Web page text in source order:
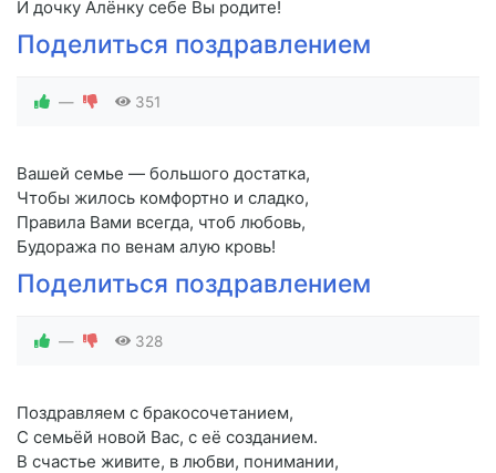
И дочку Алёнку себе Вы родите!
Поделиться поздравлением
— 351
Вашей семье — большого достатка,
Чтобы жилось комфортно и сладко,
Правила Вами всегда, чтоб любовь,
Будоража по венам алую кровь!
Поделиться поздравлением
— 328
Поздравляем с бракосочетанием,
С семьёй новой Вас, с её созданием.
В счастье живите, в любви, понимании,